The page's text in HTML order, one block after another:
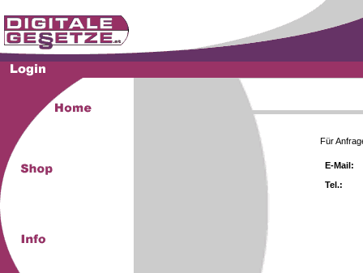
Für
E-Mail:
Tel.: